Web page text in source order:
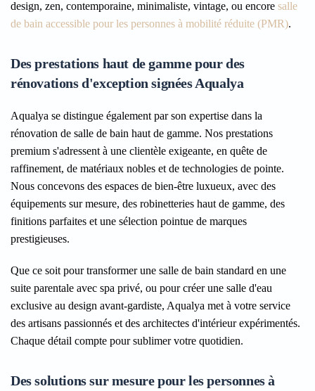
design, zen, contemporaine, minimaliste, vintage, ou encore salle
de bain accessible pour les personnes à mobilité réduite (PMR).
Des prestations haut de gamme pour des
rénovations d'exception signées Aqualya
Aqualya se distingue également par son expertise dans la
rénovation de salle de bain haut de gamme. Nos prestations
premium s'adressent à une clientèle exigeante, en quête de
raffinement, de matériaux nobles et de technologies de pointe.
Nous concevons des espaces de bien-être luxueux, avec des
équipements sur mesure, des robinetteries haut de gamme, des
finitions parfaites et une sélection pointue de marques
prestigieuses.
Que ce soit pour transformer une salle de bain standard en une
suite parentale avec spa privé, ou pour créer une salle d'eau
exclusive au design avant-gardiste, Aqualya met à votre service
des artisans passionnés et des architectes d'intérieur expérimentés.
Chaque détail compte pour sublimer votre quotidien.
Des solutions sur mesure pour les personnes à